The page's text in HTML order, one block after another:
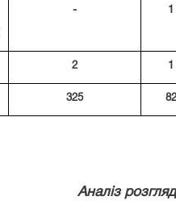
- 1
2 1
325 82
Аналіз